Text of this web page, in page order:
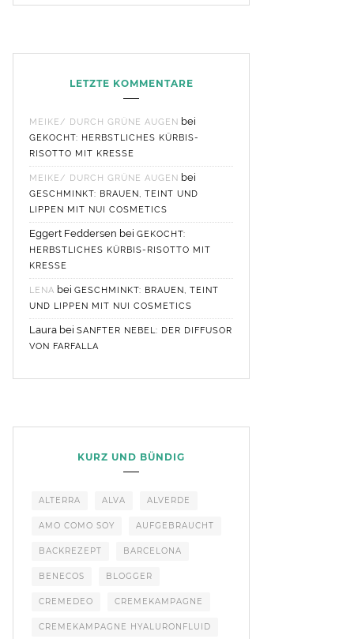
LETZTE KOMMENTARE
MEIKE/ DURCH GRÜNE AUGEN bei
GEKOCHT: HERBSTLICHES KÜRBIS-
RISOTTO MIT KRESSE
MEIKE/ DURCH GRÜNE AUGEN bei
GESCHMINKT: BRAUEN, TEINT UND
LIPPEN MIT NUI COSMETICS
Eggert Feddersen bei GEKOCHT:
HERBSTLICHES KÜRBIS-RISOTTO MIT
KRESSE
LENA bei GESCHMINKT: BRAUEN, TEINT
UND LIPPEN MIT NUI COSMETICS
Laura bei SANFTER NEBEL: DER DIFFUSOR
VON FARFALLA
KURZ UND BÜNDIG
ALTERRA ALVA ALVERDE
AMO COMO SOY AUFGEBRAUCHT
BACKREZEPT BARCELONA
BENECOS BLOGGER
CREMEDEO CREMEKAMPAGNE
CREMEKAMPAGNE HYALURONFLUID